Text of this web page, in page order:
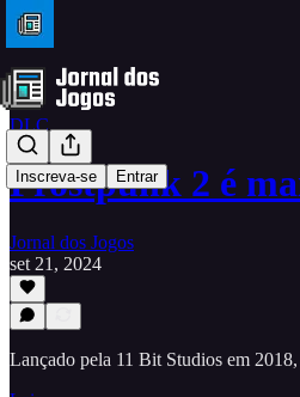
Inscreva-se Entrar
DLC
Frostpunk 2 é
Jornal dos Jogos
set 21, 2024
Lançado pela 11 Bit Studios em